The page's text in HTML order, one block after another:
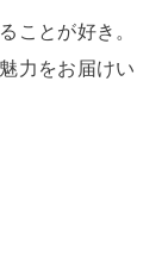
ことが好き。
力をお届けい